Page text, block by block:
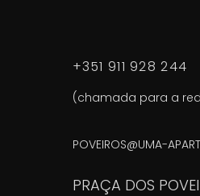
+351 911 928 244
(chamada para a
POVEIROS@UMA-
PRAÇA DOS